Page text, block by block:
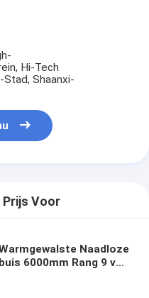
Hi-Tech
Shaanxi-
Prijs Voor
Naadloze
buis 6000mm Rang 9 van